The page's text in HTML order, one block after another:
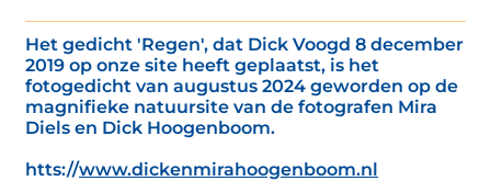
Het gedicht 'Regen', dat Dick Voogd 8 december
2019 op onze site heeft geplaatst, is het
fotogedicht van augustus 2024 geworden op de
magnifieke natuursite van de fotografen Mira
Diels en Dick Hoogenboom.
htts://www.dickenmirahoogenboom.nl